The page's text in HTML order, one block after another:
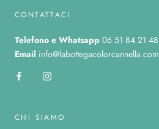
CONTATTACI
Telefono e Whatsapp 06 51 84 21 48
Email info@labottegacolorcannella.com
CHI SIAMO